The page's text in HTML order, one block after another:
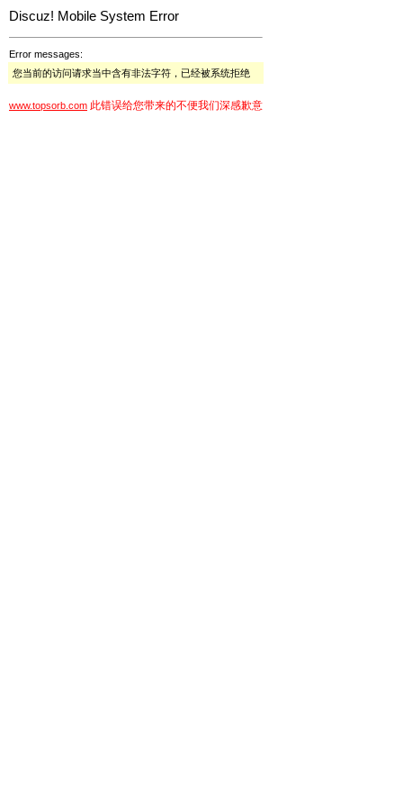
Discuz! Mobile System Error
Error messages:
您当前的访问请求当中含有非法字符，已经被系统拒绝
www.topsorb.com 此错误给您带来的不便我们深感歉意